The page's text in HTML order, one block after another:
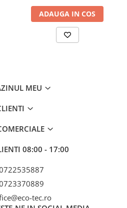
ADAUGA IN COS
MEU
08:00 - 17:00
tec.ro